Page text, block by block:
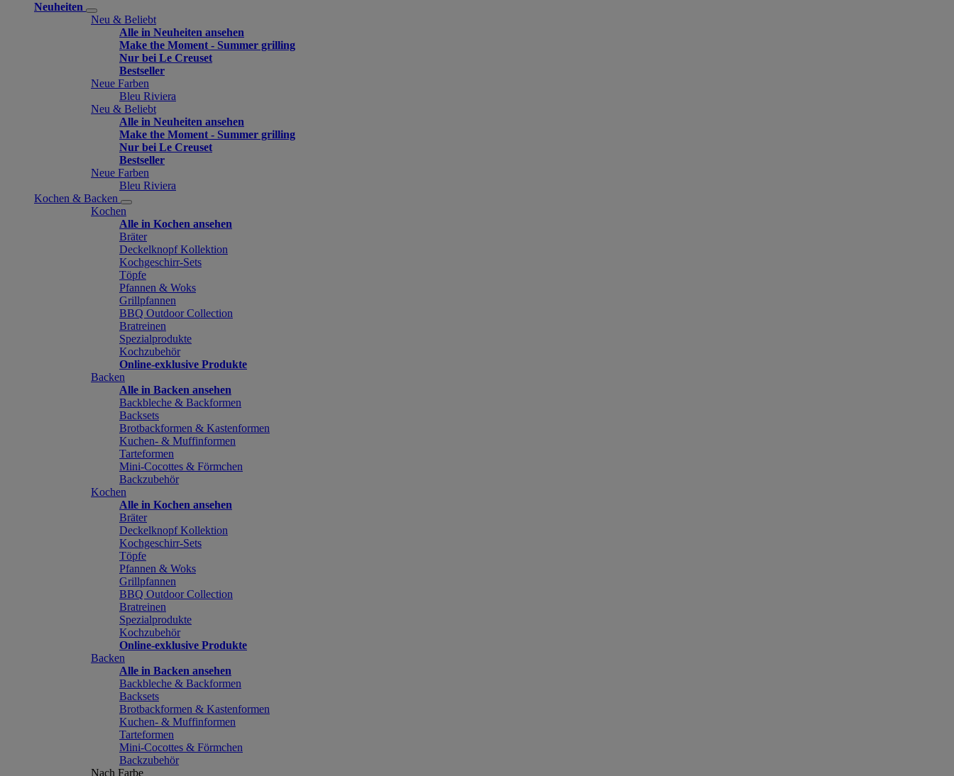
Neuheiten
Neu & Beliebt
Alle in Neuheiten ansehen
Make the Moment - Summer grilling
Nur bei Le Creuset
Bestseller
Neue Farben
Bleu Riviera
Neu & Beliebt
Alle in Neuheiten ansehen
Make the Moment - Summer grilling
Nur bei Le Creuset
Bestseller
Neue Farben
Bleu Riviera
Kochen & Backen
Kochen
Alle in Kochen ansehen
Bräter
Deckelknopf Kollektion
Kochgeschirr-Sets
Töpfe
Pfannen & Woks
Grillpfannen
BBQ Outdoor Collection
Bratreinen
Spezialprodukte
Kochzubehör
Online-exklusive Produkte
Backen
Alle in Backen ansehen
Backbleche & Backformen
Backsets
Brotbackformen & Kastenformen
Kuchen- & Muffinformen
Tarteformen
Mini-Cocottes & Förmchen
Backzubehör
Kochen
Alle in Kochen ansehen
Bräter
Deckelknopf Kollektion
Kochgeschirr-Sets
Töpfe
Pfannen & Woks
Grillpfannen
BBQ Outdoor Collection
Bratreinen
Spezialprodukte
Kochzubehör
Online-exklusive Produkte
Backen
Alle in Backen ansehen
Backbleche & Backformen
Backsets
Brotbackformen & Kastenformen
Kuchen- & Muffinformen
Tarteformen
Mini-Cocottes & Förmchen
Backzubehör
Nach Farbe